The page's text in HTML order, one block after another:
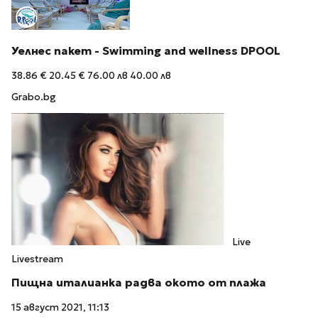
Уелнес пакет - Swimming and wellness DPOOL
38.86 € 20.45 € 76.00 лв 40.00 лв
Grabo.bg
Live
Livestream
Пищна италианка радва окото от плажа
15 август 2021, 11:13